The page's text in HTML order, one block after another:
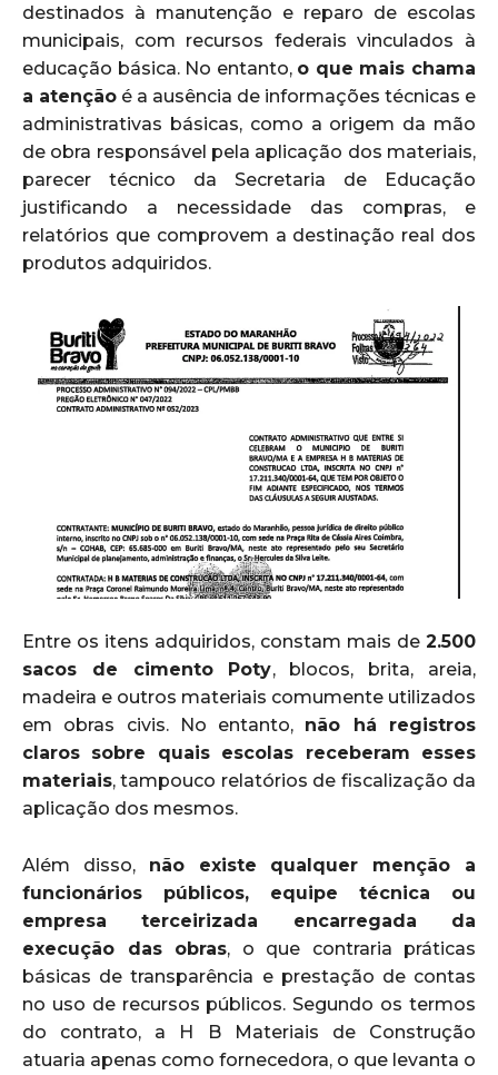
destinados à manutenção e reparo de escolas
municipais, com recursos federais vinculados à
educação básica. No entanto, o que mais chama
a atenção é a ausência de informações técnicas e
administrativas básicas, como a origem da mão
de obra responsável pela aplicação dos materiais,
parecer técnico da Secretaria de Educação
justificando a necessidade das compras, e
relatórios que comprovem a destinação real dos
produtos adquiridos.
Entre os itens adquiridos, constam mais de 2.500
sacos de cimento Poty, blocos, brita, areia,
madeira e outros materiais comumente utilizados
em obras civis. No entanto, não há registros
claros sobre quais escolas receberam esses
materiais, tampouco relatórios de fiscalização da
aplicação dos mesmos.
Além disso, não existe qualquer menção a
funcionários públicos, equipe técnica ou
empresa terceirizada encarregada da
execução das obras, o que contraria práticas
básicas de transparência e prestação de contas
no uso de recursos públicos. Segundo os termos
do contrato, a H B Materiais de Construção
atuaria apenas como fornecedora, o que levanta o